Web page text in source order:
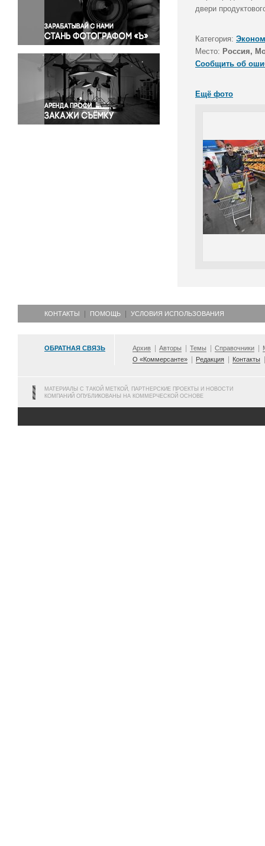
Правосудие
Происшествия и конфликты
Религия
Светская жизнь
Спорт
Экология
Экономика и бизнес
двери
Категория:
Место: Россия,
Сообщить об
Ещё фото
КОНТАКТЫ ПОМОЩЬ УСЛОВИЯ ИСПОЛЬЗОВАНИЯ
ОБРАТНАЯ СВЯЗЬ Архив Авторы Темы Справочники
О «Коммерсанте»
Редакция Контакты
МАТЕРИАЛЫ С ТАКОЙ МЕТКОЙ, ПАРТНЕРСКИЕ ПРОЕКТЫ И НОВОСТИ
КОМПАНИЙ ОПУБЛИКОВАНЫ НА КОММЕРЧЕСКОЙ ОСНОВЕ